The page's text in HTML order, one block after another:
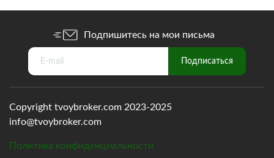
Подпишитесь на мои письма
Copyright tvoybroker.com 2023-2025
info@tvoybroker.com
Политика конфиденциальности